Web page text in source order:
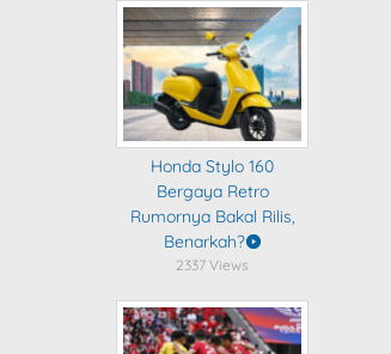
Honda Stylo 160
Bergaya Retro
Rumornya Bakal Rilis,
Benarkah?
2337 Views